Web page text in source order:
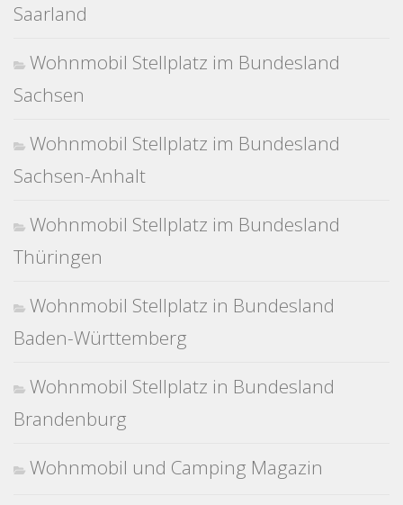
Saarland
Wohnmobil Stellplatz im Bundesland
Sachsen
Wohnmobil Stellplatz im Bundesland
Sachsen-Anhalt
Wohnmobil Stellplatz im Bundesland
Thüringen
Wohnmobil Stellplatz in Bundesland
Baden-Württemberg
Wohnmobil Stellplatz in Bundesland
Brandenburg
Wohnmobil und Camping Magazin